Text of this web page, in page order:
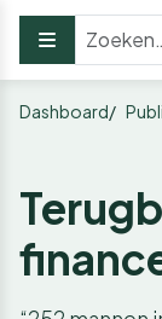
Dashboard